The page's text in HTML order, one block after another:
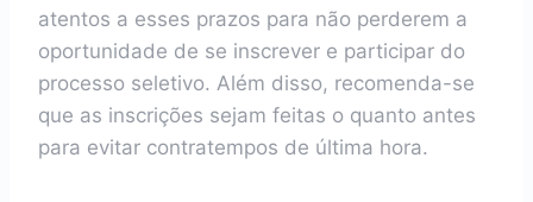
atentos a esses prazos para não perderem a
oportunidade de se inscrever e participar do
processo seletivo. Além disso, recomenda-se
que as inscrições sejam feitas o quanto antes
para evitar contratempos de última hora.